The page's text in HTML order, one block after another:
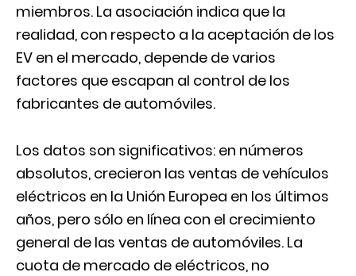
miembros. La asociación indica que la
realidad, con respecto a la aceptación de los
EV en el mercado, depende de varios
factores que escapan al control de los
fabricantes de automóviles.
Los datos son significativos: en números
absolutos, crecieron las ventas de vehículos
eléctricos en la Unión Europea en los últimos
años, pero sólo en línea con el crecimiento
general de las ventas de automóviles. La
cuota de mercado de eléctricos, no